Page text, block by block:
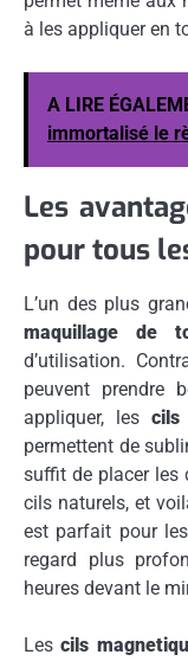
à les appliquer en
A LIRE
immortalisé le
Les
pour tous
L’un des plus
maquillage de
d’utilisation.
peuvent prendre
appliquer, les cils
permettent de
suffit de placer les
cils naturels, et
est parfait pour
regard plus
heures devant le
Lescils